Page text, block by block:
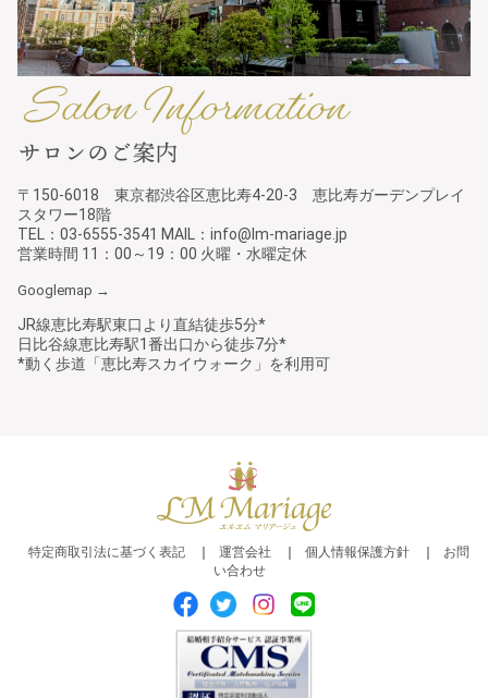
〒150-6018 東京都渋谷区恵比寿4-20-3 恵比寿ガーデンプレイ
スタワー18階
TEL：03-6555-3541 MAIL：info@lm-mariage.jp
営業時間 11：00～19：00 火曜・水曜定休
Googlemap →
JR線恵比寿駅東口より直結徒歩5分*
日比谷線恵比寿駅1番出口から徒歩7分*
*動く歩道「恵比寿スカイウォーク」を利用可
特定商取引法に基づく表記 運営会社 個人情報保護方針
お問
い合わせ